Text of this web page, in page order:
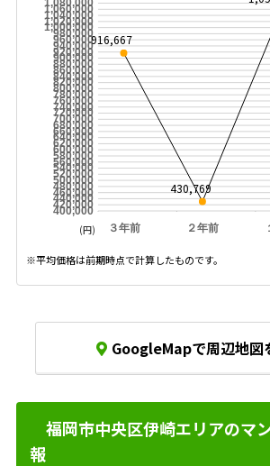
３年前 ２年前
400,000
420,000
440,000
460,000
480,000
500,000
520,000
540,000
560,000
580,000
600,000
620,000
640,000
660,000
680,000
700,000
720,000
740,000
760,000
780,000
800,000
820,000
840,000
860,000
880,000
900,000
920,000
940,000
960,000
980,000
1,000,000
1,020,000
1,040,000
1,060,000
1,080,000
916,667
430,769
(円)
※平均価格は前期時点で計算したものです。
GoogleMapで周辺地図
福岡市中央区伊崎エリアのマ
報